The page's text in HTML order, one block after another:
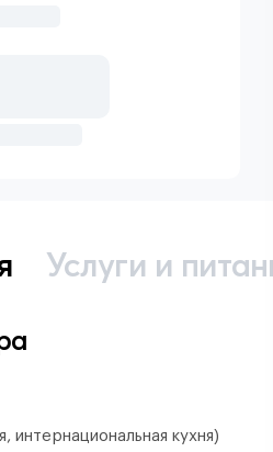
Услуги и
интернациональная кухня)